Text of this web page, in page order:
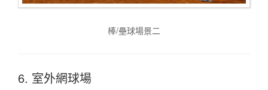
棒/壘球場景二
6. 室外網球場